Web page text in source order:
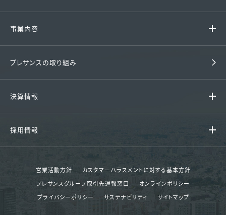
会社概要 / アクセス
事業内容
収益用マンション
その他事業
分譲実績
プレサンスの取り組み
決算情報
決算ハイライト
決算短信
採用情報
営業活動方針
カスタマーハラスメントに対する基本方針
プレサンスグループ取引先通報窓口
オンラインポリシー
プライバシーポリシー
サステナビリティ サイトマップ